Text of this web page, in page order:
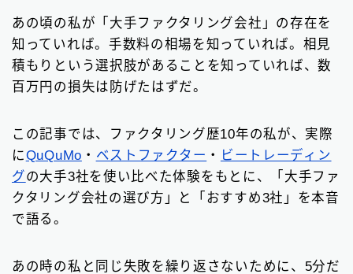
あの頃の私が「大手ファクタリング会社」の存在を
知っていれば。手数料の相場を知っていれば。相見
積もりという選択肢があることを知っていれば、数
百万円の損失は防げたはずだ。
この記事では、ファクタリング歴10年の私が、実際
にQuQuMo ・ ベストファクター ・
ビートレーディン
グの大手3社を使い比べた体験をもとに、「大手ファ
クタリング会社の選び方」と「おすすめ3社」を本音
で語る。
あの時の私と同じ失敗を繰り返さないために、5分だ